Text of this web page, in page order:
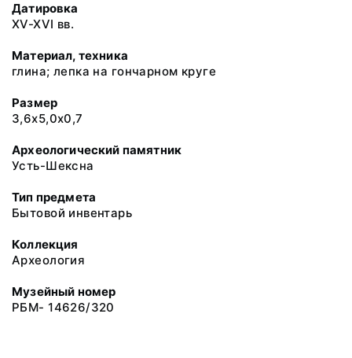
Датировка
XV-XVI вв.
Материал, техника
глина; лепка на гончарном круге
Размер
3,6х5,0х0,7
Археологический памятник
Усть-Шексна
Тип предмета
Бытовой инвентарь
Коллекция
Археология
Музейный номер
РБМ- 14626/320